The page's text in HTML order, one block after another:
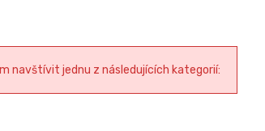
navštívit jednu z následujících kategorií: